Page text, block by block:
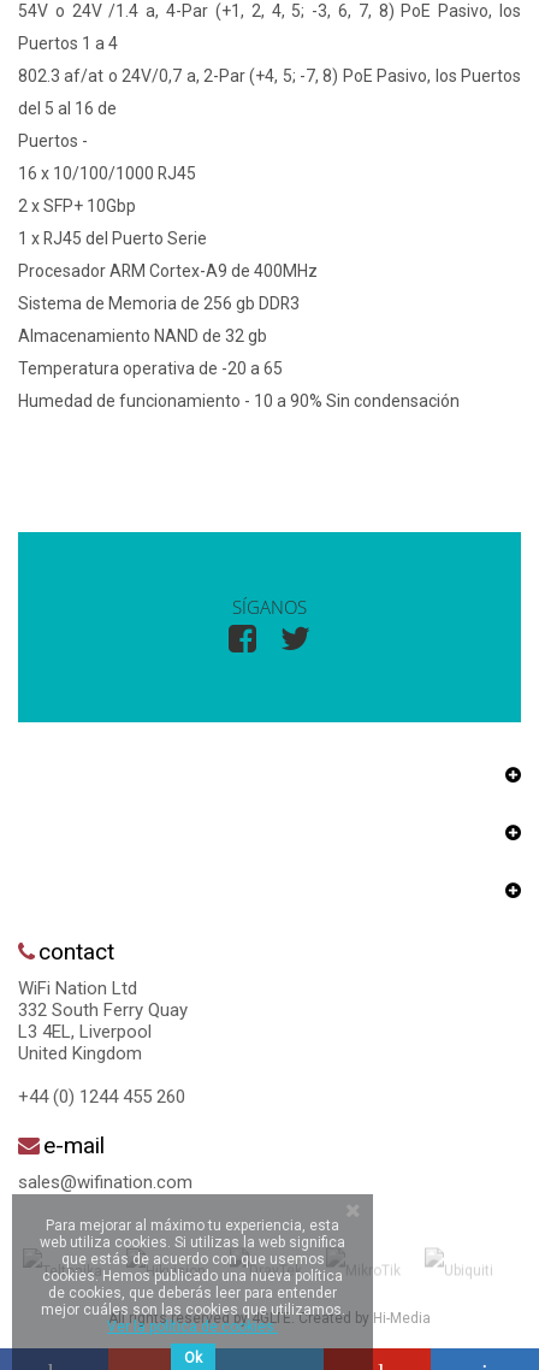
54V o 24V /1.4 a, 4-Par (+1, 2, 4, 5; -3, 6, 7, 8) PoE Pasivo, los
Puertos 1 a 4
802.3 af/at o 24V/0,7 a, 2-Par (+4, 5; -7, 8) PoE Pasivo, los Puertos
del 5 al 16 de
Puertos -
16 x 10/100/1000 RJ45
2 x SFP+ 10Gbp
1 x RJ45 del Puerto Serie
Procesador ARM Cortex-A9 de 400MHz
Sistema de Memoria de 256 gb DDR3
Almacenamiento NAND de 32 gb
Temperatura operativa de -20 a 65
Humedad de funcionamiento - 10 a 90% Sin condensación
SÍGANOS
contact
WiFi Nation Ltd
332 South Ferry Quay
L3 4EL, Liverpool
United Kingdom
+44 (0) 1244 455 260
e-mail
sales@wifination.com
All rights reserved by 4GLTE. Created by Hi-Media
Para mejorar al máximo tu experiencia, esta
web utiliza cookies. Si utilizas la web significa
que estás de acuerdo con que usemos
cookies. Hemos publicado una nueva política
de cookies, que deberás leer para entender
mejor cuáles son las cookies que utilizamos.
Ver la política de cookies.
Ok